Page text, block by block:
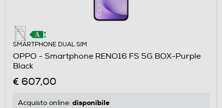
SMARTPHONE DUAL SIM
OPPO - Smartphone RENO16 FS 5G BOX-Purple
Black
€ 607,00
Acquisto online: disponibile